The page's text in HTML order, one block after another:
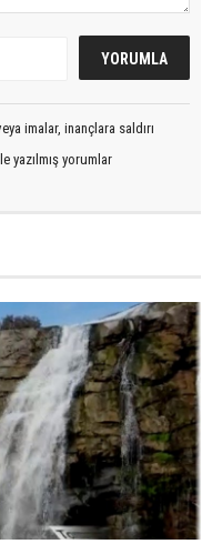
imalar, inançlara saldırı
yazılmış yorumlar